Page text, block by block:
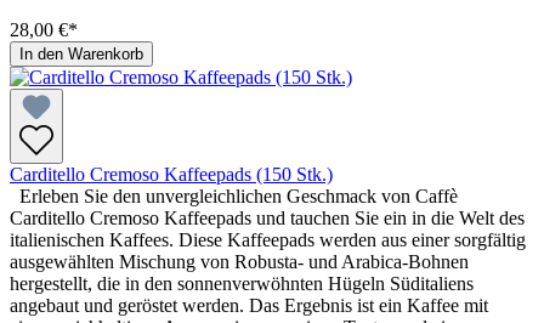
28,00 €*
In den Warenkorb
Carditello Cremoso Kaffeepads (150 Stk.)
Erleben Sie den unvergleichlichen Geschmack von Caffè
Carditello Cremoso Kaffeepads und tauchen Sie ein in die Welt des
italienischen Kaffees. Diese Kaffeepads werden aus einer sorgfältig
ausgewählten Mischung von Robusta- und Arabica-Bohnen
hergestellt, die in den sonnenverwöhnten Hügeln Süditaliens
angebaut und geröstet werden. Das Ergebnis ist ein Kaffee mit